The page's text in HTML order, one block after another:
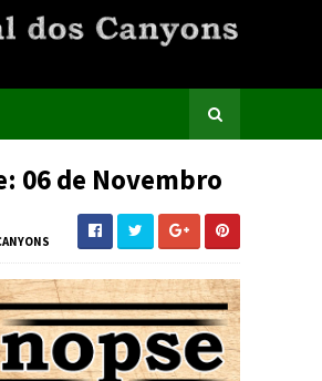
06 de Novembro